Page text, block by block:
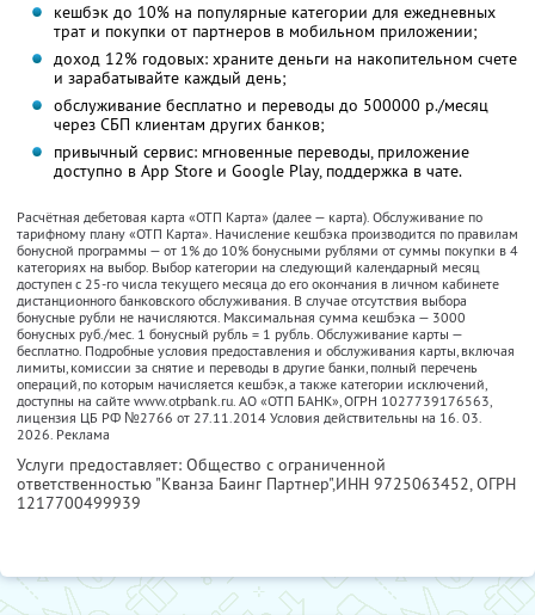
кешбэк до 10% на популярные категории для ежедневных
трат и покупки от партнеров в мобильном приложении;
доход 12% годовых: храните деньги на накопительном счете
и зарабатывайте каждый день;
обслуживание бесплатно и переводы до 500000 р./месяц
через СБП клиентам других банков;
привычный сервис: мгновенные переводы, приложение
доступно в App Store и Google Play, поддержка в чате.
Расчётная дебетовая карта «ОТП Карта» (далее — карта). Обслуживание по
тарифному плану «ОТП Карта». Начисление кешбэка производится по правилам
бонусной программы — от 1% до 10% бонусными рублями от суммы покупки в 4
категориях на выбор. Выбор категории на следующий календарный месяц
доступен с 25-го числа текущего месяца до его окончания в личном кабинете
дистанционного банковского обслуживания. В случае отсутствия выбора
бонусные рубли не начисляются. Максимальная cумма кешбэка — 3000
бонусных руб./мес. 1 бонусный рубль = 1 рубль. Обслуживание карты —
бесплатно. Подробные условия предоставления и обслуживания карты, включая
лимиты, комиссии за снятие и переводы в другие банки, полный перечень
операций, по которым начисляется кешбэк, а также категории исключений,
доступны на сайте www.otpbank.ru. АО «ОТП БАНК», ОГРН 1027739176563,
лицензия ЦБ РФ №2766 от 27.11.2014 Условия действительны на 16. 03.
2026. Реклама
Услуги предоставляет: Общество с ограниченной
ответственностью "Кванза Баинг Партнер",ИНН 9725063452, ОГРН
1217700499939